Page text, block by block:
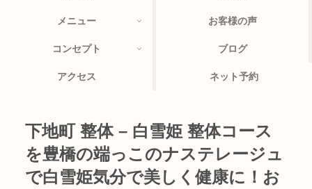
メニュー お客様の声
コンセプト ブログ
アクセス ネット予約
下地町 整体 – 白雪姫 整体コース
を豊橋の端っこのナステレージュ
で白雪姫気分で美しく健康に！お